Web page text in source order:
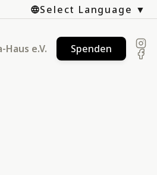
Select Language
Haus e.V. Spenden